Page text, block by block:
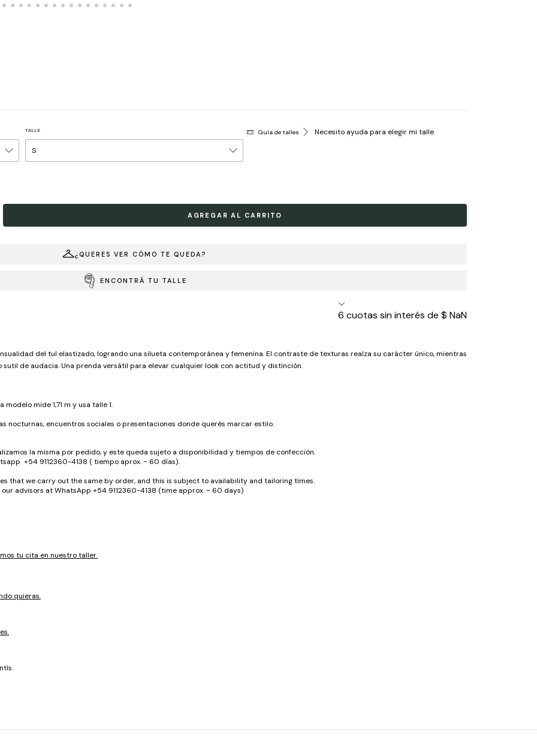
TALLE Guía de talles Necesito ayuda para elegir mi talle
¿QUERES VER CÓMO TE QUEDA?
ENCONTRÁ TU TALLE
6 cuotas sin interés de $ NaN
del tul elastizado, logrando una silueta contemporánea y femenina. El contraste de texturas realza su carácter único, mientras
de audacia. Una prenda versátil para elevar cualquier look con actitud y distinción.
mide 1,71 m y usa talle 1.
nocturnas, encuentros sociales o presentaciones donde querés marcar estilo.
la misma por pedido, y este queda sujeto a disponibilidad y tiempos de confección.
+54 9112360-4138 ( tiempo aprox. ~ 60 días).
that we carry out the same by order, and this is subject to availability and tailoring times.
advisors at WhatsApp +54 9112360-4138 (time approx. ~ 60 days)
tu cita en nuestro taller.
quieras.